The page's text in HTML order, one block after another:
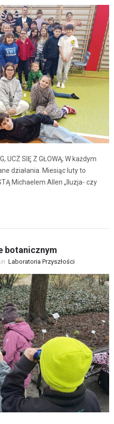
UCZ SIĘ Z GŁOWĄ; W każdym
działania. Miesiąc luty to
Michaelem Allen „Iluzja- czy
botanicznym
in Laboratoria Przyszłości